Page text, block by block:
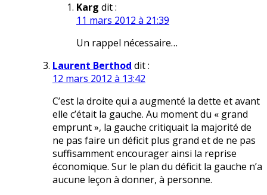
Karg dit :
11 mars 2012 à 21:39
Un rappel nécessaire…
Laurent Berthod dit :
12 mars 2012 à 13:42
C’est la droite qui a augmenté la dette et avant
elle c’était la gauche. Au moment du « grand
emprunt », la gauche critiquait la majorité de
ne pas faire un déficit plus grand et de ne pas
suffisamment encourager ainsi la reprise
économique. Sur le plan du déficit la gauche n’a
aucune leçon à donner, à personne.